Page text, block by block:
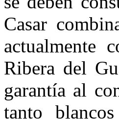
Casar
actualmente
Ribera del
garantía al
tanto